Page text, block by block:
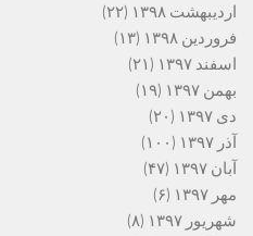
اردیبهشت ۱۳۹۸
(۲۲)
فروردین ۱۳۹۸
(۱۳)
اسفند ۱۳۹۷
(۲۱)
بهمن ۱۳۹۷
(۱۹)
دی ۱۳۹۷
(۲۰)
آذر ۱۳۹۷
(۱۰۰)
آبان ۱۳۹۷
(۴۷)
مهر ۱۳۹۷
(۶)
شهریور ۱۳۹۷
(۸)